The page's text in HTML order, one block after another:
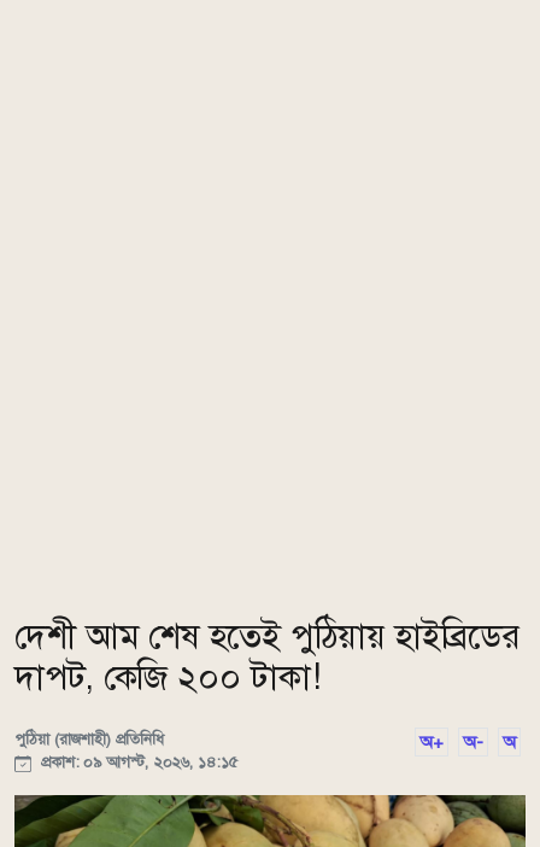
দেশী আম শেষ হতেই পুঠিয়ায় হাইব্রিডের
দাপট, কেজি ২০০ টাকা!
পুঠিয়া (রাজশাহী) প্রতিনিধি
প্রকাশ: ০৯ আগস্ট, ২০২৬, ১৪:১৫
অ+ অ- অ